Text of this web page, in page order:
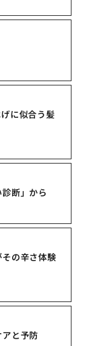
に似合う髪
断」から
の辛さ体験
と予防